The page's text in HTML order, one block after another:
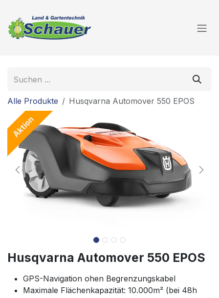
Alle Produkte Husqvarna Automover 550 EPOS
Aktion
Husqvarna Automover 550 EPOS
GPS-Navigation ohen Begrenzungskabel
Maximale Flächenkapazität: 10.000m² (bei 48h